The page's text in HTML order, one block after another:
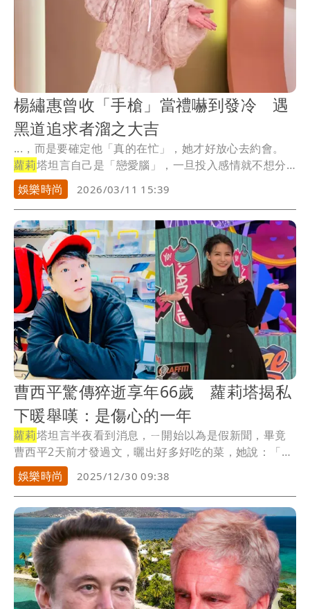
楊繡惠曾收「手槍」當禮嚇到發冷 遇
黑道追求者溜之大吉
...，而是要確定他「真的在忙」，她才好放心去約會。
蘿莉塔坦言自己是「戀愛腦」，一旦投入感情就不想分
手...
娛樂時尚 2026/03/11 15:39
曹西平驚傳猝逝享年66歲 蘿莉塔揭私
下暖舉嘆：是傷心的一年
蘿莉塔坦言半夜看到消息，ㄧ開始以為是假新聞，畢竟
曹西平2天前才發過文，曬出好多好吃的菜，她說：「曹
大...
娛樂時尚 2025/12/30 09:38